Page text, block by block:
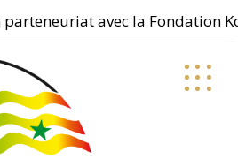
avec la Fondation